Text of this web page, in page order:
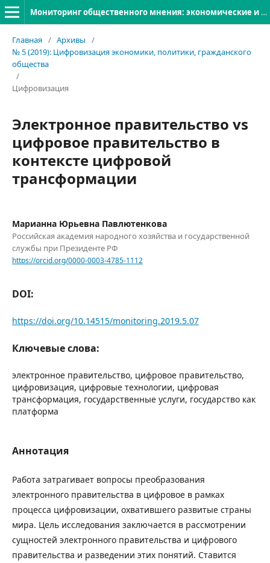
Мониторинг общественного мнения: экономические и социальные перемены
Главная / Архивы
/
№ 5 (2019): Цифровизация экономики, политики, гражданского
общества
/
Цифровизация
Электронное правительство vs
цифровое правительство в
контексте цифровой
трансформации
Марианна Юрьевна Павлютенкова
Российская академия народного хозяйства и государственной
службы при Президенте РФ
https://orcid.org/0000-0003-4785-1112
DOI:
https://doi.org/10.14515/monitoring.2019.5.07
Ключевые слова:
электронное правительство, цифровое правительство,
цифровизация, цифровые технологии, цифровая
трансформация, государственные услуги, государство как
платформа
Аннотация
Работа затрагивает вопросы преобразования
электронного правительства в цифровое в рамках
процесса цифровизации, охватившего развитые страны
мира. Цель исследования заключается в рассмотрении
сущностей электронного правительства и цифрового
правительства и разведении этих понятий. Ставится